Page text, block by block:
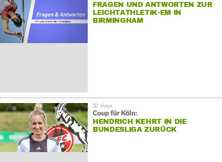
FRAGEN UND ANTWORTEN ZUR
LEICHTATHLETIK-EM IN
BIRMINGHAM
Coup für Köln:
HENDRICH KEHRT IN DIE
BUNDESLIGA ZURÜCK